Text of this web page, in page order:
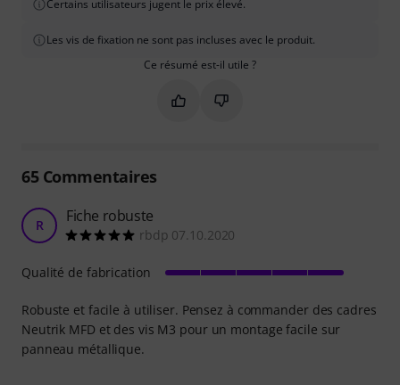
Certains utilisateurs jugent le prix élevé.
Les vis de fixation ne sont pas incluses avec le produit.
Ce résumé est-il utile ?
Marquer ce résumé comme utile
Marquer ce résumé comme
65Commentaires
R Fiche robuste
rbdp 07.10.2020
Robuste et facile à utiliser. Pensez à commander des cadres
Neutrik MFD et des vis M3 pour un montage facile sur
panneau métallique.
Qualité de fabrication